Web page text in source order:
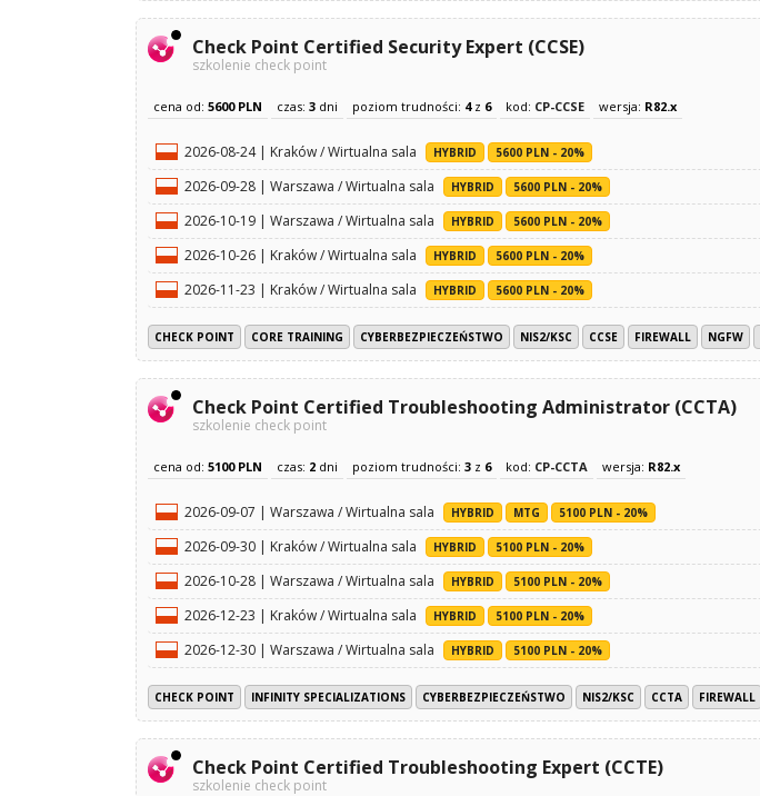
Check Point Certified Security Expert (CCSE)
szkolenie check point
cena od: 5600 PLN czas: 3 dni poziom trudności: 4z 6 kod: CP-CCSE wersja: R82.x
2026-08-24 | Kraków / Wirtualna sala HYBRID 5600 PLN - 20%
2026-09-28 | Warszawa / Wirtualna sala HYBRID 5600 PLN - 20%
2026-10-19 | Warszawa / Wirtualna sala HYBRID 5600 PLN - 20%
2026-10-26 | Kraków / Wirtualna sala HYBRID 5600 PLN - 20%
2026-11-23 | Kraków / Wirtualna sala HYBRID 5600 PLN - 20%
CHECK POINT CORE TRAINING CYBERBEZPIECZEŃSTWO NIS2/KSC CCSE FIREWALL NGFW
Check Point Certified Troubleshooting Administrator (CCTA)
szkolenie check point
cena od: 5100 PLN czas: 2 dni poziom trudności: 3 z 6 kod: CP-CCTA wersja: R82.x
2026-09-07 | Warszawa / Wirtualna sala HYBRID MTG 5100 PLN - 20%
2026-09-30 | Kraków / Wirtualna sala HYBRID 5100 PLN - 20%
2026-10-28 | Warszawa / Wirtualna sala HYBRID 5100 PLN - 20%
2026-12-23 | Kraków / Wirtualna sala HYBRID 5100 PLN - 20%
2026-12-30 | Warszawa / Wirtualna sala HYBRID 5100 PLN - 20%
CHECK POINT INFINITY SPECIALIZATIONS CYBERBEZPIECZEŃSTWO NIS2/KSC CCTA FIREWALL
Check Point Certified Troubleshooting Expert (CCTE)
szkolenie check point